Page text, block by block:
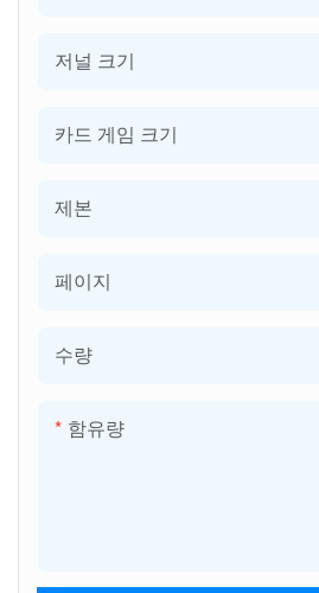
저널 크기
카드 게임 크기
제본
페이지
수량
함유량